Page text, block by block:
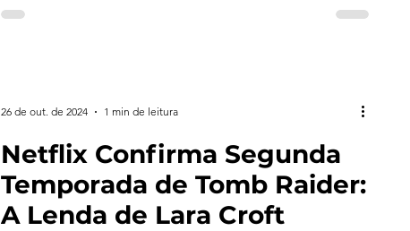
Netflix Confirma Segunda
Temporada de Tomb Raider:
A Lenda de Lara Croft
26 de out. de 2024 1 min de leitura